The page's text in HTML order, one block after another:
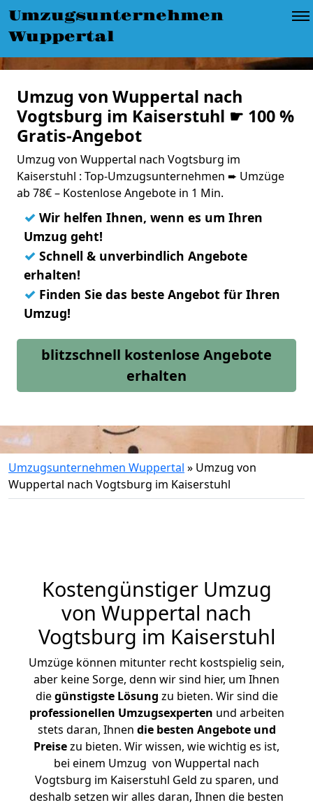
Umzugsunternehmen
Wuppertal
Umzug von Wuppertal nach
Vogtsburg im Kaiserstuhl ☛ 100 %
Gratis-Angebot
Umzug von Wuppertal nach Vogtsburg im
Kaiserstuhl : Top-Umzugsunternehmen ➨ Umzüge
ab 78€ – Kostenlose Angebote in 1 Min.
✓ Wir helfen Ihnen, wenn es um Ihren
Umzug geht!
✓ Schnell & unverbindlich Angebote
erhalten!
✓ Finden Sie das beste Angebot für Ihren
Umzug!
blitzschnell kostenlose Angebote
erhalten
Umzugsunternehmen Wuppertal » Umzug von
Wuppertal nach Vogtsburg im Kaiserstuhl
Kostengünstiger Umzug
von Wuppertal nach
Vogtsburg im Kaiserstuhl
Umzüge können mitunter recht kostspielig sein,
aber keine Sorge, denn wir sind hier, um Ihnen
diegünstigste Lösung zu bieten. Wir sind die
professionellen Umzugsexperten und arbeiten
stets daran, Ihnen die besten Angebote und
Preisezu bieten. Wir wissen, wie wichtig es ist,
bei einem Umzug von Wuppertal nach
Vogtsburg im Kaiserstuhl Geld zu sparen, und
deshalb setzen wir alles daran, Ihnen die besten